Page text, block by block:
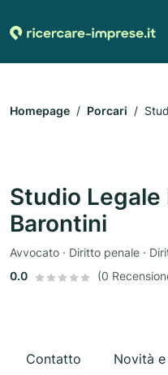
Homepage Porcari
Studio
Barontini
0.0
(0
Contatto Novità